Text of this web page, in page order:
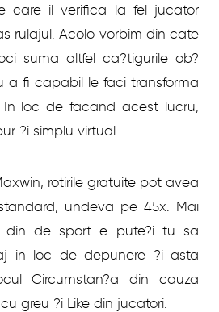
care il verifica la fel jucator
rulajul. Acolo vorbim din cate
suma altfel ca?tigurile ob?
a fi capabil le faci transforma
loc de facand acest lucru,
?i simplu virtual.
rotirile gratuite pot avea
undeva pe 45x. Mai
din de sport e pute?i tu sa
in loc de depunere ?i asta
Circumstan?a din cauza
greu ?i Like din jucatori.